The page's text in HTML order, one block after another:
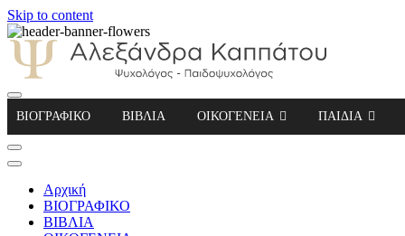
Skip to content
Αλεξάνδρα Καππάτου Ψυχολόγος –
ΒΙΟΓΡΑΦΙΚΟ ΒΙΒΛΙΑ ΟΙΚΟΓΕΝΕΙΑ ΠΑΙΔΙΑ
Αρχική
ΒΙΟΓΡΑΦΙΚΟ
ΒΙΒΛΙΑ